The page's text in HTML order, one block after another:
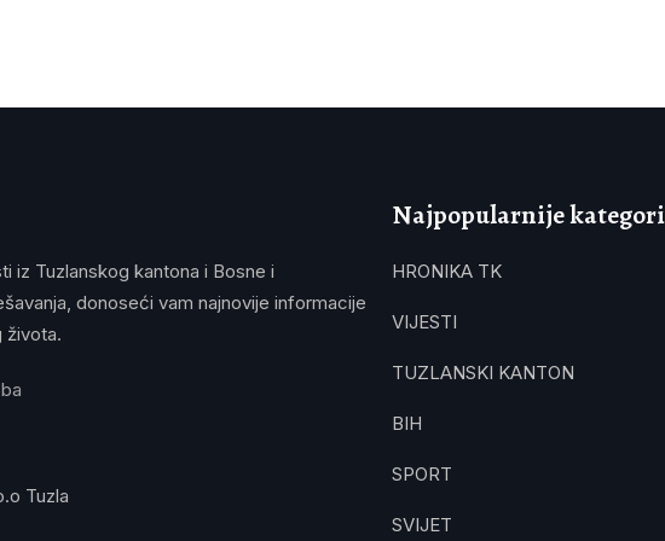
iz Tuzlanskog kantona i Bosne i
donoseći vam najnovije informacije
života.
Tuzla
Najpopularnije
HRONIKA TK
VIJESTI
TUZLANSKI KANTON
BIH
SPORT
SVIJET